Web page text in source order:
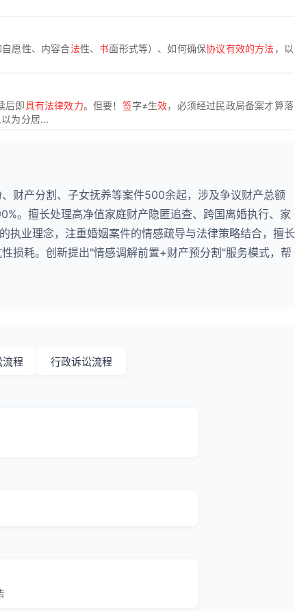
愿性、内容合法性、书面形式等）、如何确保协议有效的方法，以
后即具有法律效力。但要！ 签字≠生效，必须经过民政局备案才算落
以为分居...
财产分割、子女抚养等案件500余起，涉及争议财产总额
。擅长处理高净值家庭财产隐匿追查、跨国离婚执行、家
执业理念，注重婚姻案件的情感疏导与法律策略结合，擅长
损耗。创新提出"情感调解前置+财产预分割"服务模式，帮
流程 行政诉讼流程